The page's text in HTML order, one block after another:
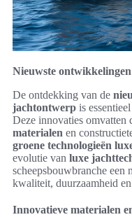
Nieuwste
De ontdekking van de
jachtontwerp is
Deze innovaties omvatten
materialen en
groene technologieën
evolutie van luxe
scheepsbouwbranche een
kwaliteit, duurzaamheid
Innovatieve materialen